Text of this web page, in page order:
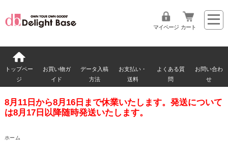
マイページ カート
トップペー
ジ
お買い物ガ
イド
データ入稿
方法
お支払い・
送料
よくある質
問
お問い合わ
せ
8月11日から8月16日まで休業いたします。発送について
は8月17日以降随時発送いたします。
ホーム